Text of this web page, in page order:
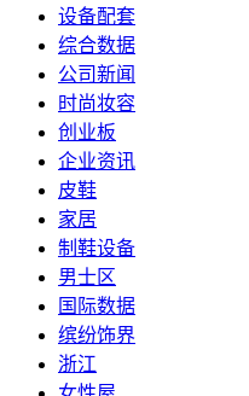
设备配套
综合数据
公司新闻
时尚妆容
创业板
企业资讯
皮鞋
家居
制鞋设备
男士区
国际数据
缤纷饰界
浙江